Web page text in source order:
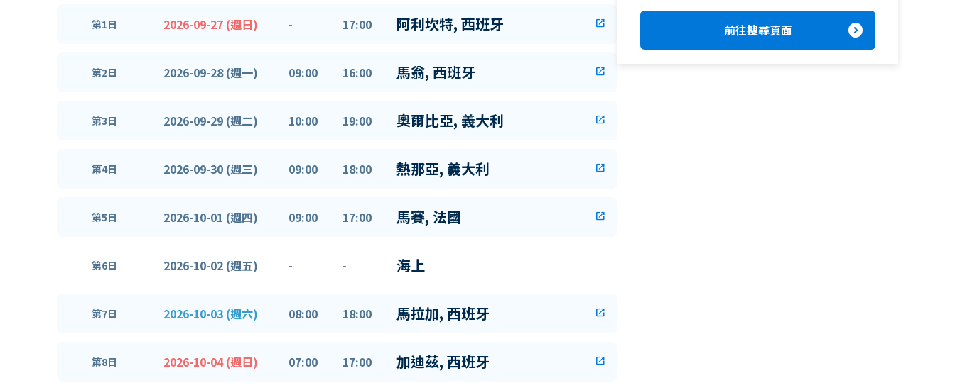
第1日 2026-09-27 (週日) - 17:00 阿利坎特, 西班牙 open_in_new
第2日 2026-09-28 (週一) 09:00 16:00 馬翁, 西班牙 open_in_new
第3日 2026-09-29 (週二) 10:00 19:00 奧爾比亞, 義大利 open_in_new
第4日 2026-09-30 (週三) 09:00 18:00 熱那亞, 義大利 open_in_new
第5日 2026-10-01 (週四) 09:00 17:00 馬賽, 法國 open_in_new
第6日 2026-10-02 (週五) - - 海上
第7日 2026-10-03 (週六) 08:00 18:00 馬拉加, 西班牙 open_in_new
第8日 2026-10-04 (週日) 07:00 17:00 加迪茲, 西班牙 open_in_new
前往搜尋頁面 expand_circle_right